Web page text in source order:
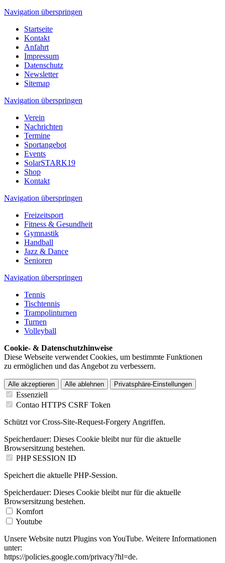
Navigation überspringen
Startseite
Kontakt
Anfahrt
Impressum
Datenschutz
Newsletter
Sitemap
Navigation überspringen
Verein
Nachrichten
Termine
Sportangebot
Events
SolarSTARK19
Shop
Kontakt
Navigation überspringen
Freizeitsport
Fitness & Gesundheit
Gymnastik
Handball
Jazz & Dance
Senioren
Navigation überspringen
Tennis
Tischtennis
Trampolinturnen
Turnen
Volleyball
Cookie- & Datenschutzhinweise
Diese Webseite verwendet Cookies, um bestimmte Funktionen
zu ermöglichen und das Angebot zu verbessern.
Alle akzeptieren Alle ablehnen Privatsphäre-Einstellungen
Essenziell
Contao HTTPS CSRF Token
Schützt vor Cross-Site-Request-Forgery Angriffen.
Speicherdauer: Dieses Cookie bleibt nur für die aktuelle
Browsersitzung bestehen.
PHP SESSION ID
Speichert die aktuelle PHP-Session.
Speicherdauer: Dieses Cookie bleibt nur für die aktuelle
Browsersitzung bestehen.
Komfort
Youtube
Unsere Website nutzt Plugins von YouTube. Weitere Informationen
unter:
https://policies.google.com/privacy?hl=de.